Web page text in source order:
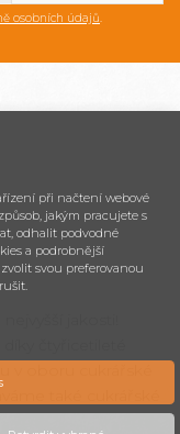
osobních údajů.
při načtení webové
jakým pracujete s
odhalit podvodné
a podrobnější
svou preferovanou